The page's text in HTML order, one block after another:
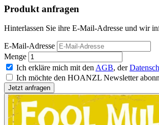
Produkt anfragen
Hinterlassen Sie ihre E-Mail-Adresse und wir
E-Mail-Adresse
Menge
Ich erkläre mich mit den AGB, der
Ich möchte den HOANZL Newsletter